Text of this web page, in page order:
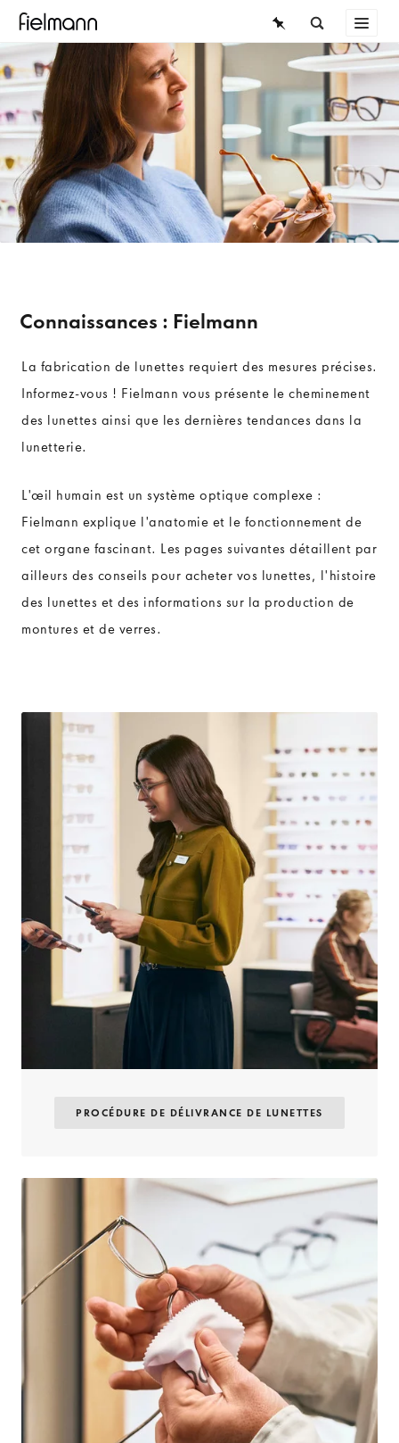
LUNETTES
LUNETTES DE SOLEIL
LENTILLES DE CONTACT
CONNAISSANCES
SERVICE
Connaissances : Fielmann
La fabrication de lunettes requiert des mesures précises.
Informez-vous ! Fielmann vous présente le cheminement
des lunettes ainsi que les dernières tendances dans la
lunetterie.
L'œil humain est un système optique complexe :
Fielmann explique l'anatomie et le fonctionnement de
cet organe fascinant. Les pages suivantes détaillent par
ailleurs des conseils pour acheter vos lunettes, l'histoire
des lunettes et des informations sur la production de
montures et de verres.
PROCÉDURE DE DÉLIVRANCE DE LUNETTES